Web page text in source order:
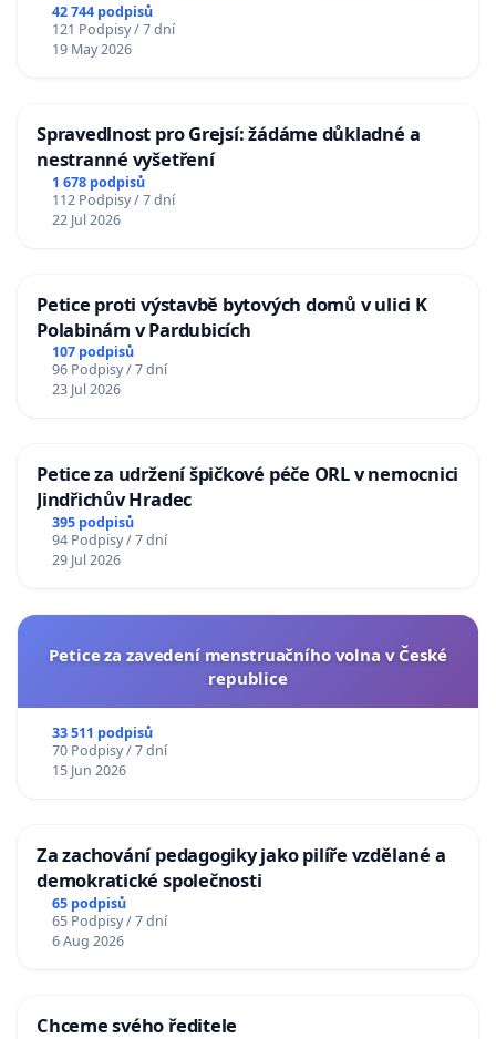
42 744 podpisů
121 Podpisy / 7 dní
19 May 2026
Spravedlnost pro Grejsí: žádáme důkladné a
nestranné vyšetření
1 678 podpisů
112 Podpisy / 7 dní
22 Jul 2026
Petice proti výstavbě bytových domů v ulici K
Polabinám v Pardubicích
107 podpisů
96 Podpisy / 7 dní
23 Jul 2026
Petice za udržení špičkové péče ORL v nemocnici
Jindřichův Hradec
395 podpisů
94 Podpisy / 7 dní
29 Jul 2026
Petice za zavedení menstruačního volna v České
republice
33 511 podpisů
70 Podpisy / 7 dní
15 Jun 2026
Za zachování pedagogiky jako pilíře vzdělané a
demokratické společnosti
65 podpisů
65 Podpisy / 7 dní
6 Aug 2026
Chceme svého ředitele